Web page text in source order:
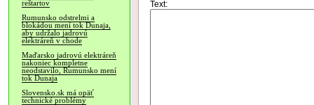
reštartov
Rumunsko odstrelmi a
blokádou mení tok Dunaja,
aby udržalo jadrovú
elektráreň v chode
Maďarsko jadrovú elektráreň
nakoniec kompletne
neodstavilo, Rumunsko mení
tok Dunaja
Slovensko.sk má opäť
technické problémy
Text: